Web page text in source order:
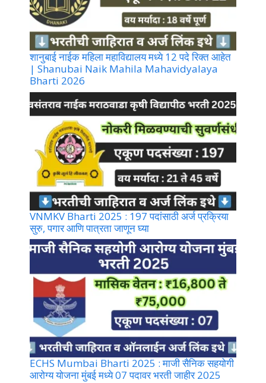
शानुबाई नाईक महिला महाविद्यालय मध्ये 12 पदे रिक्त आहेत
| Shanubai Naik Mahila Mahavidyalaya
Bharti 2026
VNMKV Bharti 2025 : 197 पदांसाठी अर्ज प्रक्रिया
सुरु, पगार आणि पात्रता जाणून घ्या
ECHS Mumbai Bharti 2025 : माजी सैनिक सहयोगी
आरोग्य योजना मुंबई मध्ये 07 पदावर भरती जाहीर 2025